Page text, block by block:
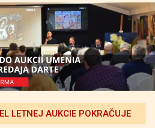
LETNEJ AUKCIE POKRAČUJE